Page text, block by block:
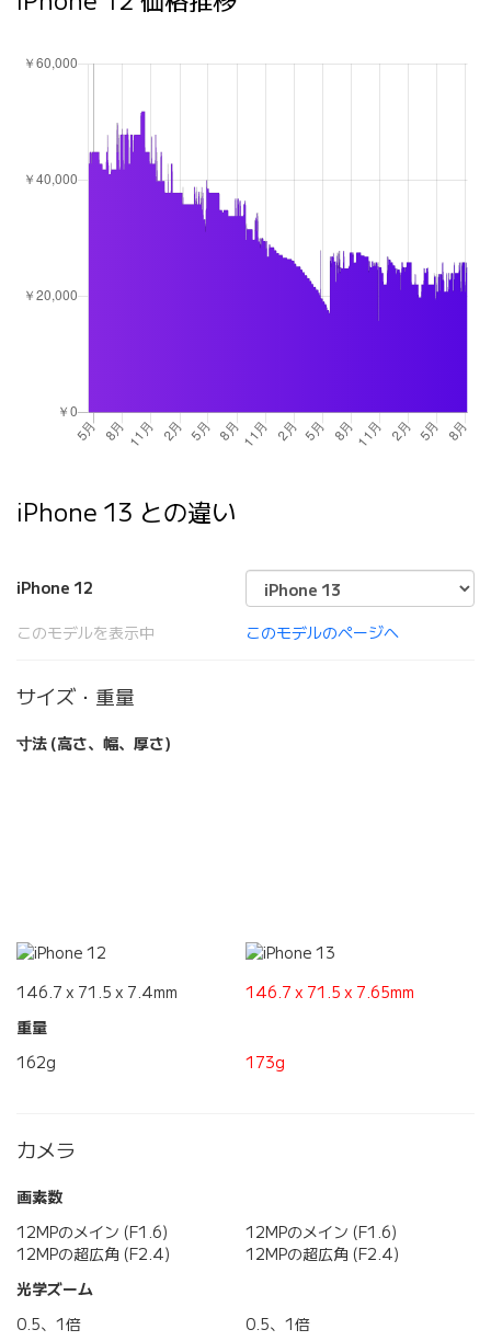
iPhone 13 との違い
iPhone 12
このモデルを表示中 このモデルのページへ
サイズ・重量
寸法 (高さ、幅、厚さ)
146.7 x 71.5 x 7.4mm
146.7 x 71.5 x 7.65mm
重量
162g
173g
カメラ
画素数
12MPのメイン (F1.6)
12MPの超広角 (F2.4)
12MPのメイン (F1.6)
12MPの超広角 (F2.4)
光学ズーム
0.5、1倍
0.5、1倍